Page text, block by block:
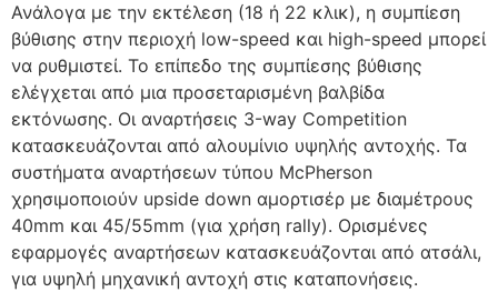
Ανάλογα με την εκτέλεση (18 ή 22 κλικ), η συμπίεση
βύθισης στην περιοχή low-speed και high-speed μπορεί
να ρυθμιστεί. Το επίπεδο της συμπίεσης βύθισης
ελέγχεται από μια προσεταρισμένη βαλβίδα
εκτόνωσης. Οι αναρτήσεις 3-way Competition
κατασκευάζονται από αλουμίνιο υψηλής αντοχής. Τα
συστήματα αναρτήσεων τύπου McPherson
χρησιμοποιούν upside down αμορτισέρ με διαμέτρους
40mm και 45/55mm (για χρήση rally). Ορισμένες
εφαρμογές αναρτήσεων κατασκευάζονται από ατσάλι,
για υψηλή μηχανική αντοχή στις καταπονήσεις.